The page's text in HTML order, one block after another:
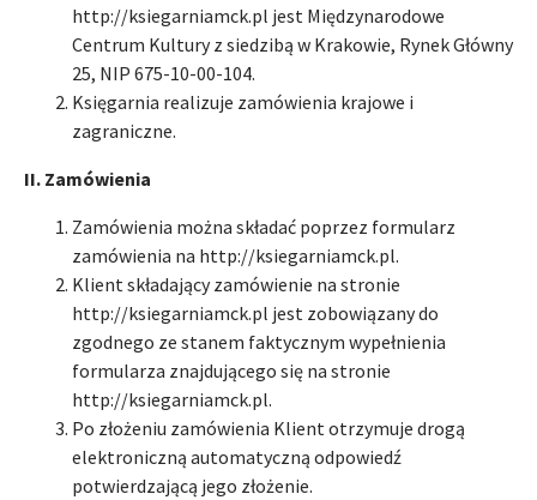
http://ksiegarniamck.pl jest Międzynarodowe
Centrum Kultury z siedzibą w Krakowie, Rynek Główny
25, NIP 675-10-00-104.
Księgarnia realizuje zamówienia krajowe i
zagraniczne.
II. Zamówienia
Zamówienia można składać poprzez formularz
zamówienia na http://ksiegarniamck.pl.
Klient składający zamówienie na stronie
http://ksiegarniamck.pl jest zobowiązany do
zgodnego ze stanem faktycznym wypełnienia
formularza znajdującego się na stronie
http://ksiegarniamck.pl.
Po złożeniu zamówienia Klient otrzymuje drogą
elektroniczną automatyczną odpowiedź
potwierdzającą jego złożenie.